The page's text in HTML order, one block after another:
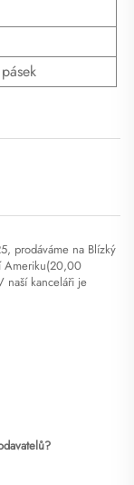
prodáváme na Blízký
Ameriku(20,00
naší kanceláři je